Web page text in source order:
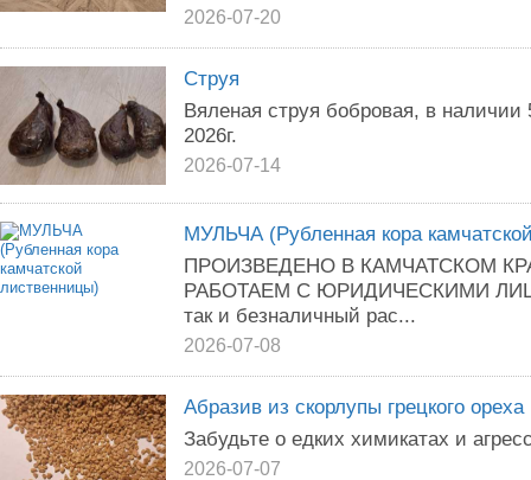
2026-07-20
Струя
Вяленая струя бобровая, в
2026г.
2026-07-14
МУЛЬЧА (Рубленная кора
ПРОИЗВЕДЕНО В КАМЧАТСКОМ
РАБОТАЕМ С ЮРИДИЧЕСКИМИ
так и безналичный рас...
2026-07-08
Абразив из скорлупы грецкого ореха
Забудьте о едких химикатах и
2026-07-07